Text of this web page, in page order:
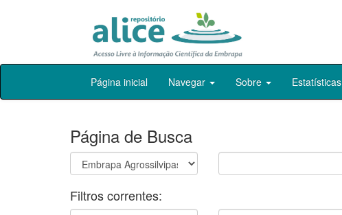
Skip
Página inicial Navegar Sobre Estatísticas
Página de Busca
Filtros correntes: